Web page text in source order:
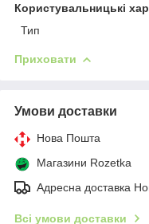
Користувальницькі
Тип
Приховати
Умови доставки
Нова Пошта
Магазини Rozetka
Адресна доставка
Всі умови доставки